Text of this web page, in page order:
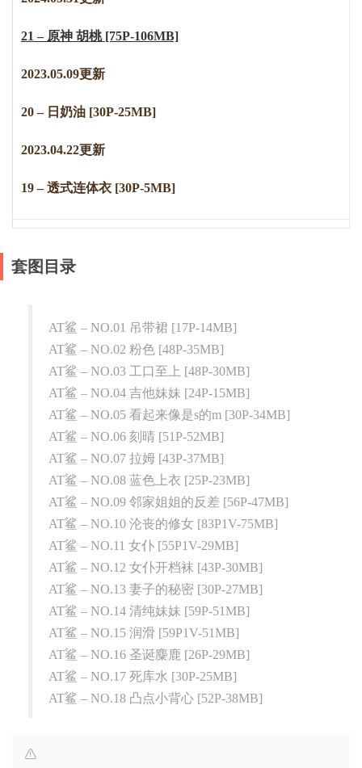
21 – 原神 胡桃 [75P-106MB]
2023.05.09更新
20 – 日奶油 [30P-25MB]
2023.04.22更新
19 – 透式连体衣 [30P-5MB]
套图目录
AT鲨 – NO.01 吊带裙 [17P-14MB]
AT鲨 – NO.02 粉色 [48P-35MB]
AT鲨 – NO.03 工口至上 [48P-30MB]
AT鲨 – NO.04 吉他妹妹 [24P-15MB]
AT鲨 – NO.05 看起来像是s的m [30P-34MB]
AT鲨 – NO.06 刻晴 [51P-52MB]
AT鲨 – NO.07 拉姆 [43P-37MB]
AT鲨 – NO.08 蓝色上衣 [25P-23MB]
AT鲨 – NO.09 邻家姐姐的反差 [56P-47MB]
AT鲨 – NO.10 沦丧的修女 [83P1V-75MB]
AT鲨 – NO.11 女仆 [55P1V-29MB]
AT鲨 – NO.12 女仆开档袜 [43P-30MB]
AT鲨 – NO.13 妻子的秘密 [30P-27MB]
AT鲨 – NO.14 清纯妹妹 [59P-51MB]
AT鲨 – NO.15 润滑 [59P1V-51MB]
AT鲨 – NO.16 圣诞麋鹿 [26P-29MB]
AT鲨 – NO.17 死库水 [30P-25MB]
AT鲨 – NO.18 凸点小背心 [52P-38MB]